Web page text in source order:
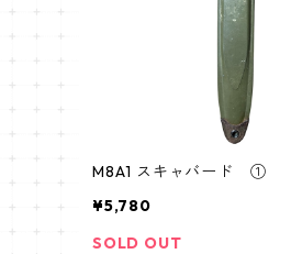
M8A1 スキャバード ①
¥5,780
SOLD OUT